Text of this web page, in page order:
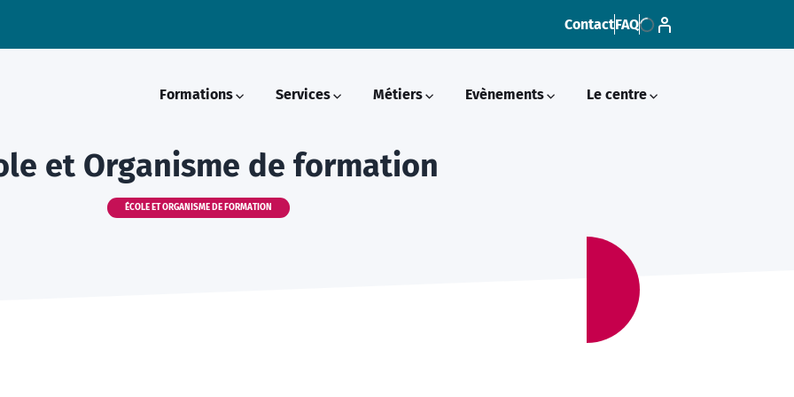
ContactFAQ
Formations Services Métiers Evènements Le centre
et Organisme de formation
ÉCOLE ET ORGANISME DE FORMATION